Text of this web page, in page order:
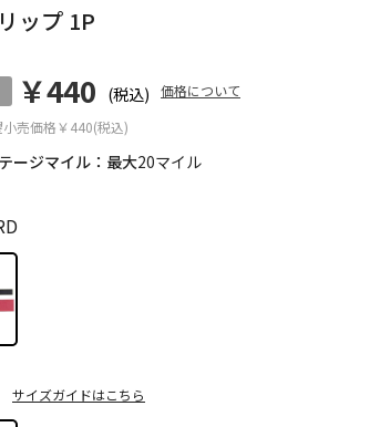
ージマイル：最大20マイル
ップ 1P
小売価格￥440(税込)
￥440 (税込) 価格について
サイズガイドはこちら